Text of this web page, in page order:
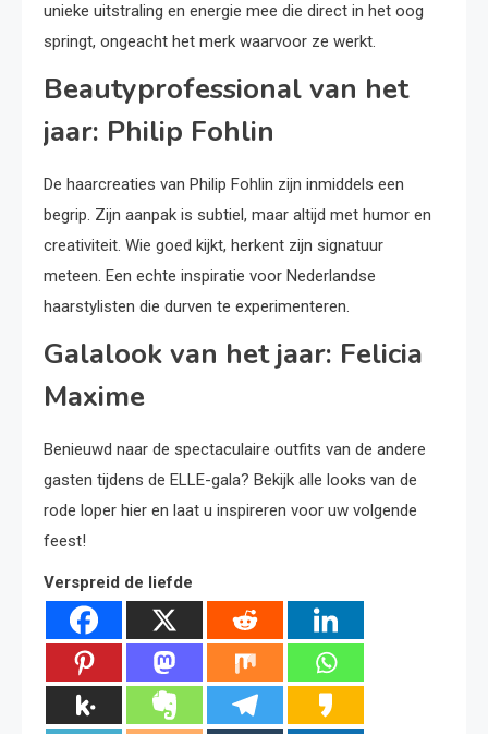
unieke uitstraling en energie mee die direct in het oog
springt, ongeacht het merk waarvoor ze werkt.
Beautyprofessional van het
jaar: Philip Fohlin
De haarcreaties van Philip Fohlin zijn inmiddels een
begrip. Zijn aanpak is subtiel, maar altijd met humor en
creativiteit. Wie goed kijkt, herkent zijn signatuur
meteen. Een echte inspiratie voor Nederlandse
haarstylisten die durven te experimenteren.
Galalook van het jaar: Felicia
Maxime
Benieuwd naar de spectaculaire outfits van de andere
gasten tijdens de ELLE-gala? Bekijk alle looks van de
rode loper hier en laat u inspireren voor uw volgende
feest!
Verspreid de liefde